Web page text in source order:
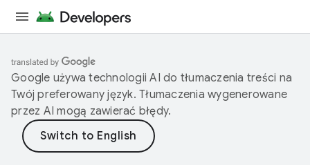
Google używa technologii AI do tłumaczenia treści na
Twój preferowany język. Tłumaczenia wygenerowane
przez AI mogą zawierać błędy.